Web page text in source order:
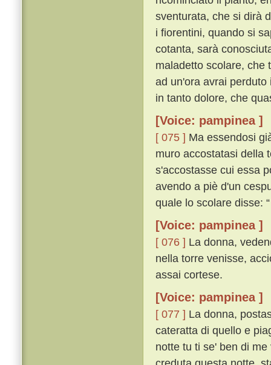
sventurata, che si dirà
i fiorentini, quando si
cotanta, sarà
maladetto scolare, che
ad un'ora avrai perduto
in tanto dolore, che
[Voice: pampinea ]
[ 075 ] Ma essendosi
muro accostatasi della
s'accostasse cui essa
avendo a piè d'un
quale lo scolare disse:
[Voice: pampinea ]
[ 076 ] La donna,
nella torre venisse,
assai cortese.
[Voice: pampinea ]
[ 077 ] La donna,
cateratta di quello e
notte tu ti se' ben di